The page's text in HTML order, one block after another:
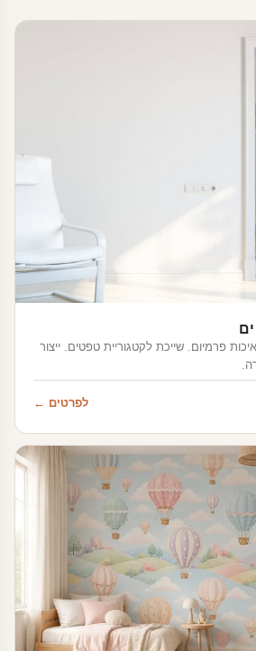
פרמיום. שייכת לקטגוריית טפטים. ייצור
לפרטים ←